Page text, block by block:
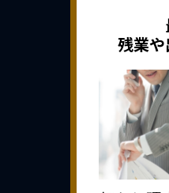
残業